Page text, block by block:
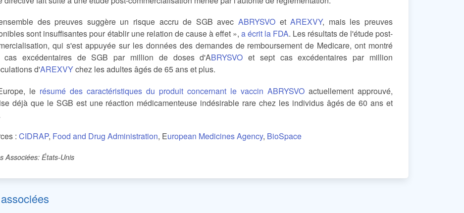
des preuves suggère un risque accru de SGB avecABRYSVO etAREXVY, mais les preuves
sont insuffisantes pour établir une relation de cause à effet », a écrit la FDA. Les résultats de l'étude post-
qui s'est appuyée sur les données des demandes de remboursement de Medicare, ont montré
cas excédentaires de SGB par million de doses d'ABRYSVO et sept cas excédentaires par million
d'AREXVYchez les adultes âgés de 65 ans et plus.
le résumé des caractéristiques du produit concernant le vaccin ABRYSVO actuellement approuvé,
déjà que le SGB est une réaction médicamenteuse indésirable rare chez les individus âgés de 60 ans et
:CIDRAP, Food and Drug Administration, European Medicines Agency, BioSpace
Associées: États-Unis